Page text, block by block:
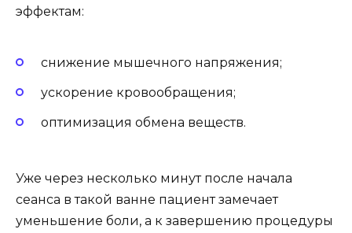
эффектам:
снижение мышечного напряжения;
ускорение кровообращения;
оптимизация обмена веществ.
Уже через несколько минут после начала
сеанса в такой ванне пациент замечает
уменьшение боли, а к завершению процедуры